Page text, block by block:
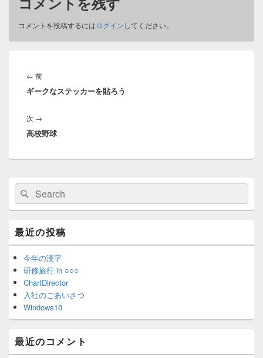
コメントを投稿するにはログインしてください。
稿
ナ
ゲ
ー
シ
← 前前
の
ギークなステッカーを貼ろう
次 →
の
稿:
高校野球
メ
ン
サ
ド
バ
ー
ウ
ェ
ッ
ト
リ
ア
検
索:
検
索
最近の投稿
今年の漢字
研修旅行 in ○○○
ChartDirector
入社のごあいさつ
Windows10
最近のコメント